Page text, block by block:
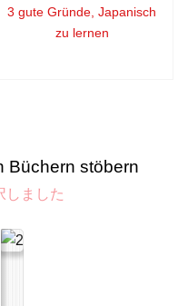
3 gute Gründe, Japanisch
zu lernen
Büchern stöbern
しました